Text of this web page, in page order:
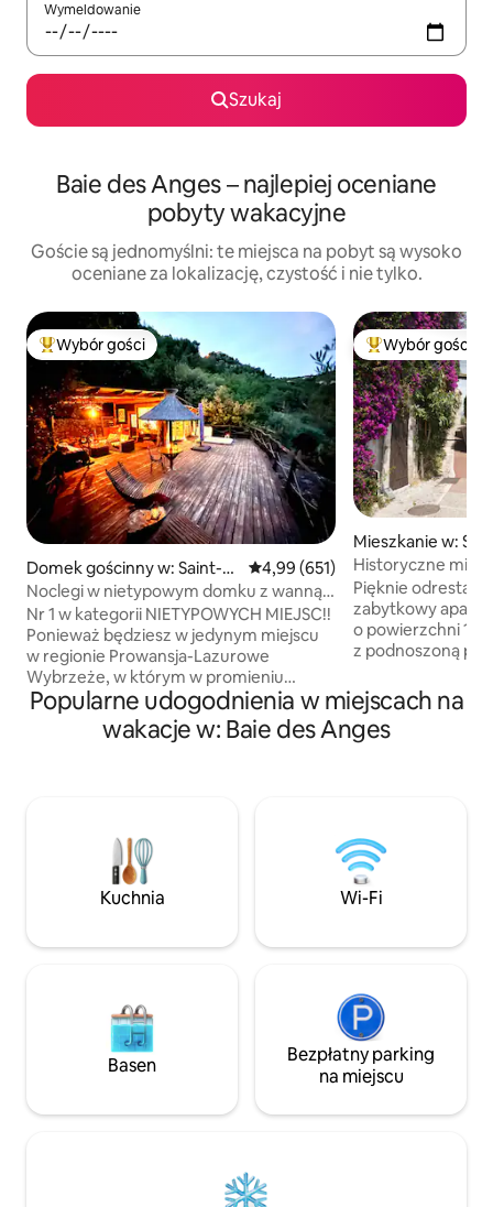
Wymeldowanie
Szukaj
Baie des Anges – najlepiej oceniane
pobyty wakacyjne
Goście są jednomyślni: te miejsca na pobyt są wysoko
oceniane za lokalizację, czystość i nie tylko.
Najpopularniejsze z kategorii Wybór gości
Wybór gości
Domek gościnny w: Saint-M
artin-du-Var
Średnia ocena: 4,99 na 5, liczba
4,99 (651)
Noclegi w nietypowym domku z wanną
z hydromasażem
Nr 1 w kategorii NIETYPOWYCH MIEJSC!!
Ponieważ będziesz w jedynym miejscu
w regionie Prowansja-Lazurowe
Wybrzeże, w którym w promieniu
500 metrów nie ma nikogo!! Daj się
oczarować naszemu niesamowitemu
domkowi z wiszącym tarasem
przyrodę. (Przeczytaj recenzje!!)
Całkowity relaks! Położona 20 minut od
morza (Nicea) na rodzinnej farmie
oliwek, która od 45 lat uprawia oliwki,
z oliwek. WYJĄTKOWA!!
Wybór gości
Mieszkanie w:
Vence
Historyczne
Jacquesa
Pięknie
zabytkowy
o powierzchni 110
z podnoszoną
morze i góry, w
średniowiecznej
40. XX wieku był
jeden z
południu Francji i
Remodelista –
poświęconej
Popularne udogodnienia w miejscach na
wakacje w: Baie des Anges
Kuchnia Wi-Fi
Basen
Bezpłatny parking
na miejscu